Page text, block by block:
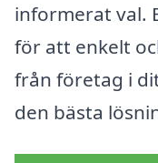
informerat val.
för att enkelt
från företag i
den bästa